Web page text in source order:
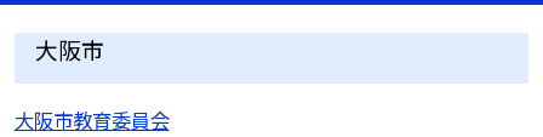
大阪市
大阪市教育委員会